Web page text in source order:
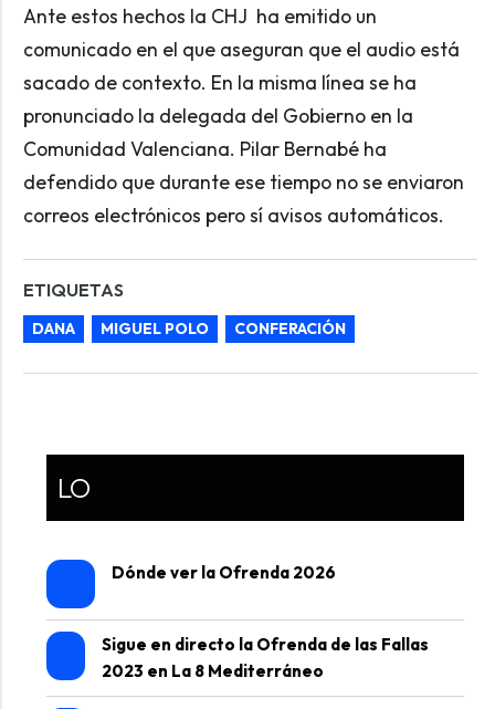
Ante estos hechos la CHJ ha emitido un
comunicado en el que aseguran que el audio está
sacado de contexto. En la misma línea se ha
pronunciado la delegada del Gobierno en la
Comunidad Valenciana. Pilar Bernabé ha
defendido que durante ese tiempo no se enviaron
correos electrónicos pero sí avisos automáticos.
ETIQUETAS
DANA MIGUEL POLO CONFERACIÓN
LO
Dónde ver la Ofrenda 2026
Sigue en directo la Ofrenda de las Fallas
2023 en La 8 Mediterráneo